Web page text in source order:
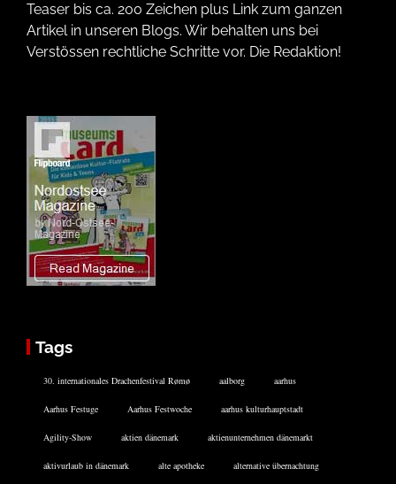
Teaser bis ca. 200 Zeichen plus Link zum ganzen
Artikel in unseren Blogs. Wir behalten uns bei
Verstössen rechtliche Schritte vor. Die Redaktion!
Tags
30. internationales Drachenfestival Rømø aalborg aarhus
Aarhus Festuge Aarhus Festwoche aarhus kulturhauptstadt
Agility-Show aktien dänemark aktienunternehmen dänemarkt
aktivurlaub in dänemark alte apotheke alternative übernachtung